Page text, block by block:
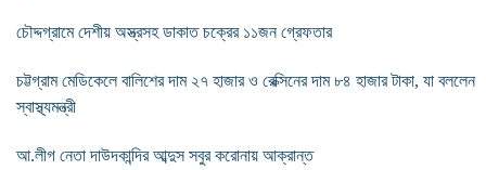
চৌদ্দগ্রামে দেশীয় অস্ত্রসহ ডাকাত চক্রের ১১জন গ্রেফতার
চট্টগ্রাম মেডিকেলে বালিশের দাম ২৭ হাজার ও রেক্সিনের দাম ৮৪ হাজার টাকা, যা বললেন
স্বাস্থ্যমন্ত্রী
আ.লীগ নেতা দাউদকান্দির আব্দুস সবুর করোনায় আক্রান্ত